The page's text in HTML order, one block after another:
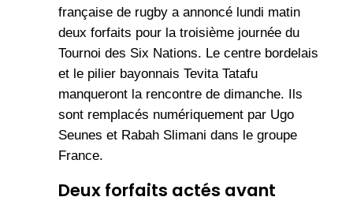
française de rugby a annoncé lundi matin
deux forfaits pour la troisième journée du
Tournoi des Six Nations. Le centre bordelais
et le pilier bayonnais Tevita Tatafu
manqueront la rencontre de dimanche. Ils
sont remplacés numériquement par Ugo
Seunes et Rabah Slimani dans le groupe
France.
Deux forfaits actés avant